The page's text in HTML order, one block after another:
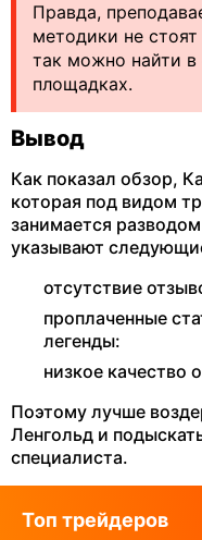
Правда,
методики не
так можно найти
площадках.
Вывод
Как показал обзор,
которая под видом
занимается
указывают
отсутствие
проплаченные
легенды:
низкое качество
Поэтому лучше
Ленгольд и
специалиста.
Топ трейдеров